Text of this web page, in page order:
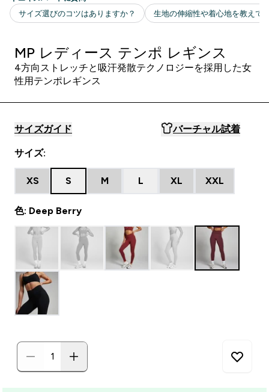
MP レディース テンポ レギンス
4方向ストレッチと吸汗発散テクノロジーを採用した女
性用テンポレギンス
サイズガイド バーチャル試着
サイズ:
XS S M L XL XXL
色: Deep Berry